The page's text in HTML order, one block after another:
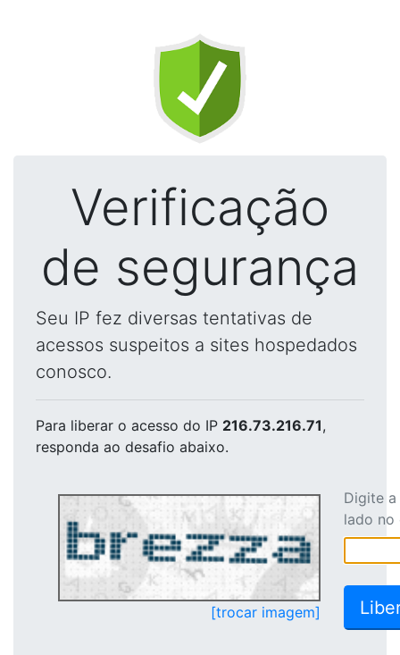
Verificação
de segurança
Seu IP fez diversas tentativas de
acessos suspeitos a sites hospedados
conosco.
Para liberar o acesso do IP 216.73.216.71,
responda ao desafio abaixo.
[trocar imagem]
Digite
lado no